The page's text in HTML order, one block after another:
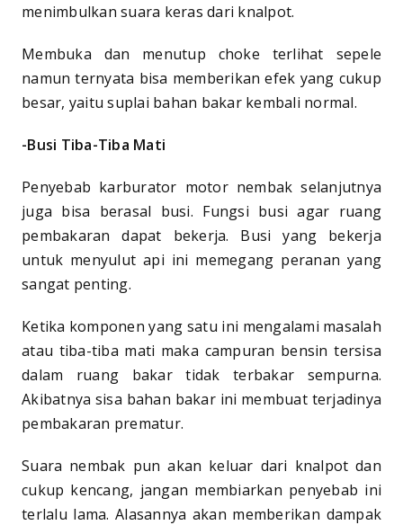
menimbulkan suara keras dari knalpot.
Membuka dan menutup choke terlihat sepele
namun ternyata bisa memberikan efek yang cukup
besar, yaitu suplai bahan bakar kembali normal.
-Busi Tiba-Tiba Mati
Penyebab karburator motor nembak selanjutnya
juga bisa berasal busi. Fungsi busi agar ruang
pembakaran dapat bekerja. Busi yang bekerja
untuk menyulut api ini memegang peranan yang
sangat penting.
Ketika komponen yang satu ini mengalami masalah
atau tiba-tiba mati maka campuran bensin tersisa
dalam ruang bakar tidak terbakar sempurna.
Akibatnya sisa bahan bakar ini membuat terjadinya
pembakaran prematur.
Suara nembak pun akan keluar dari knalpot dan
cukup kencang, jangan membiarkan penyebab ini
terlalu lama. Alasannya akan memberikan dampak